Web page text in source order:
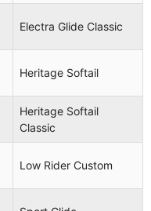
Sportster
Sportster
Tour Glide
Low Glide
Electra Glide Classic
Heritage Softail
Heritage Softail
Classic
Low Rider Custom